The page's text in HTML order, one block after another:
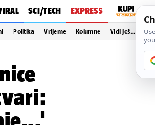
SCI/TECH EXPRESS
Politika Vrijeme Kolumne Vidi još…